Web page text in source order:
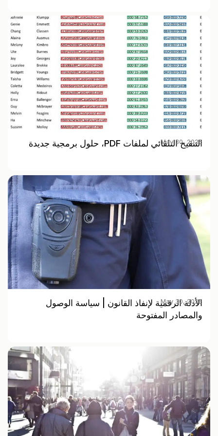
التنقيح التلقائي لملفات PDF، حلول برمجية جديدة
May 30, 2025
الأدلة الرقمية لإنفاذ القانون | سياسة الوصول
والمصادر المفتوحة
May 30, 2025